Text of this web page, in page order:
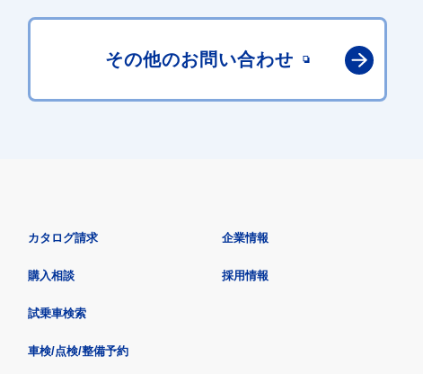
その他のお問い合わせ
カタログ請求
購入相談
試乗車検索
車検/点検/整備予約
企業情報
採用情報